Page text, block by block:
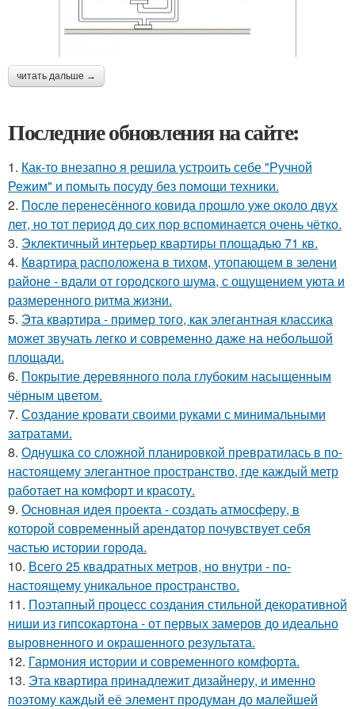
читать дальше →
Последние обновления на сайте:
1. Как-то внезапно я решила устроить себе "Ручной
Режим" и помыть посуду без помощи техники.
2. После перенесённого ковида прошло уже около двух
лет, но тот период до сих пор вспоминается очень чётко.
3. Эклектичный интерьер квартиры площадью 71 кв.
4. Квартира расположена в тихом, утопающем в зелени
районе - вдали от городского шума, с ощущением уюта и
размеренного ритма жизни.
5. Эта квартира - пример того, как элегантная классика
может звучать легко и современно даже на небольшой
площади.
6. Покрытие деревянного пола глубоким насыщенным
чёрным цветом.
7. Создание кровати своими руками с минимальными
затратами.
8. Однушка со сложной планировкой превратилась в по-
настоящему элегантное пространство, где каждый метр
работает на комфорт и красоту.
9. Основная идея проекта - создать атмосферу, в
которой современный арендатор почувствует себя
частью истории города.
10. Всего 25 квадратных метров, но внутри - по-
настоящему уникальное пространство.
11. Поэтапный процесс создания стильной декоративной
ниши из гипсокартона - от первых замеров до идеально
выровненного и окрашенного результата.
12. Гармония истории и современного комфорта.
13. Эта квартира принадлежит дизайнеру, и именно
поэтому каждый её элемент продуман до малейшей